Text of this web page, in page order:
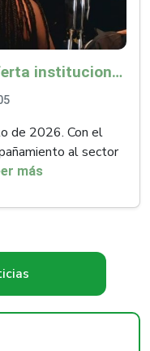
ICA Risaralda acercó su oferta institucional a productores y emprendedores en Expocamello
de 2026. Con el
al sector
más